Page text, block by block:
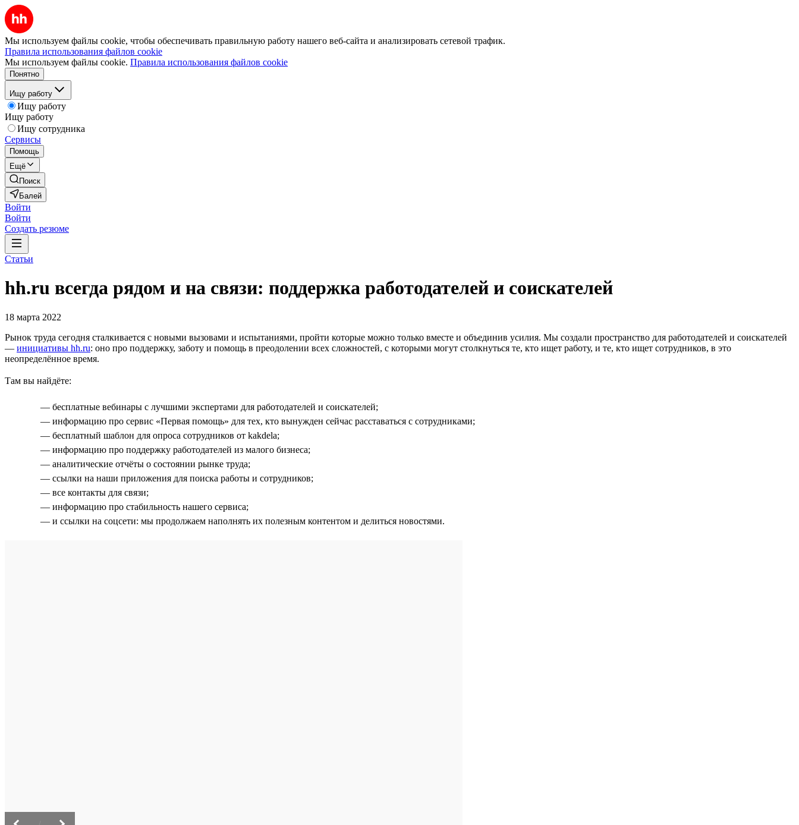
Мы используем файлы cookie, чтобы обеспечивать правильную работу нашего веб-сайта и анализировать сетевой трафик.
Правила использования файлов cookie
Мы используем файлы cookie. Правила использования файлов cookie
Понятно
Ищу работу
Ищу работу
Ищу работу
Ищу сотрудника
Сервисы
Помощь
Ещё
Поиск
Балей
Войти
Войти
Создать резюме
Статьи
hh.ru всегда рядом и на связи: поддержка работодателей и соискателей
18 марта 2022
Рынок труда сегодня сталкивается с новыми вызовами и испытаниями, пройти которые можно только вместе и объединив усилия. Мы создали пространство для работодателей и соискателей
— инициативы hh.ru: оно про поддержку, заботу и помощь в преодолении всех сложностей, с которыми могут столкнуться те, кто ищет работу, и те, кто ищет сотрудников, в это
неопределённое время.
Там вы найдёте:
— бесплатные вебинары с лучшими экспертами для работодателей и соискателей;
— информацию про сервис «Первая помощь» для тех, кто вынужден сейчас расставаться с сотрудниками;
— бесплатный шаблон для опроса сотрудников от kakdela;
— информацию про поддержку работодателей из малого бизнеса;
— аналитические отчёты о состоянии рынке труда;
— ссылки на наши приложения для поиска работы и сотрудников;
— все контакты для связи;
— информацию про стабильность нашего сервиса;
— и ссылки на соцсети: мы продолжаем наполнять их полезным контентом и делиться новостями.